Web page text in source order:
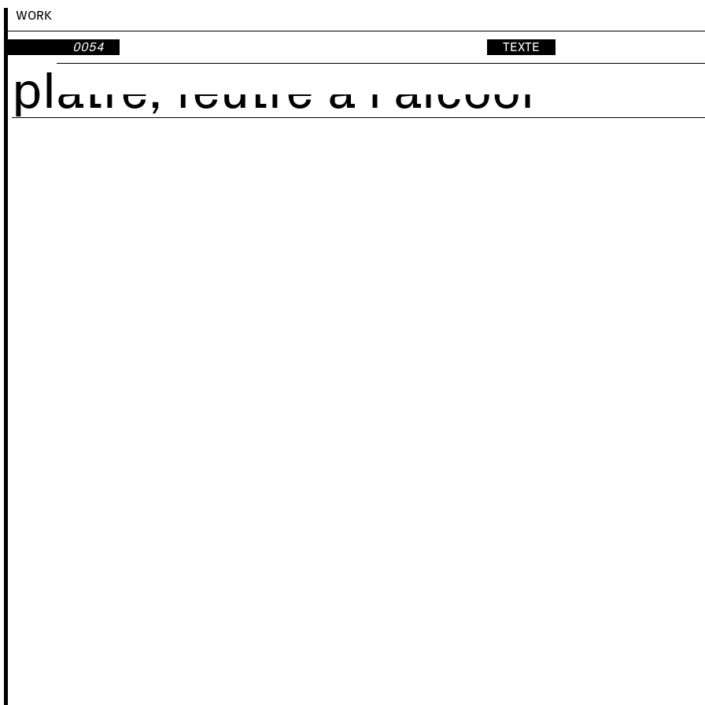
WORK
0054 TEXTE
plâtre, feutre à l'alcool